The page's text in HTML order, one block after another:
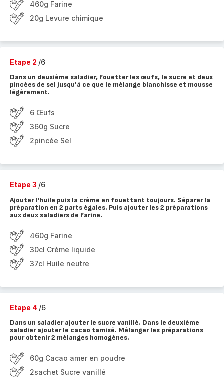
460g Farine
20g Levure chimique
Etape 2 /6
Dans un deuxième saladier, fouetter les œufs, le sucre et deux
pincées de sel jusqu'à ce que le mélange blanchisse et mousse
légèrement.
6 Œufs
360g Sucre
2pincée Sel
Etape 3 /6
Ajouter l'huile puis la crème en fouettant toujours. Séparer la
préparation en 2 parts égales. Puis ajouter les 2 préparations
aux deux saladiers de farine.
460g Farine
30cl Crème liquide
37cl Huile neutre
Etape 4 /6
Dans un saladier ajouter le sucre vanillé. Dans le deuxième
saladier ajouter le cacao tamisé. Mélanger les préparations
pour obtenir 2 mélanges homogènes.
60g Cacao amer en poudre
2sachet Sucre vanillé